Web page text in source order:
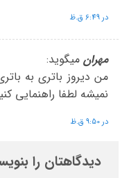
در 6:49 ق.ظ
مهران میگوید:
من دیروز باتری به
نمیشه لطفا راهنمایی
در 9:50 ق.ظ
دیدگاهتان را